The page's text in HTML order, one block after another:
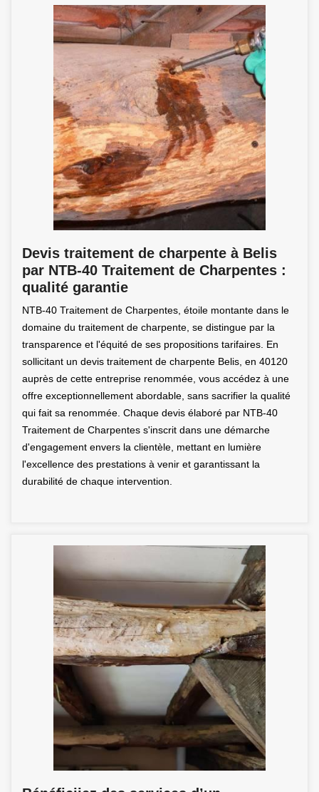
Devis traitement de charpente à Belis
par NTB-40 Traitement de Charpentes :
qualité garantie
NTB-40 Traitement de Charpentes, étoile montante dans le
domaine du traitement de charpente, se distingue par la
transparence et l'équité de ses propositions tarifaires. En
sollicitant un devis traitement de charpente Belis, en 40120
auprès de cette entreprise renommée, vous accédez à une
offre exceptionnellement abordable, sans sacrifier la qualité
qui fait sa renommée. Chaque devis élaboré par NTB-40
Traitement de Charpentes s'inscrit dans une démarche
d'engagement envers la clientèle, mettant en lumière
l'excellence des prestations à venir et garantissant la
durabilité de chaque intervention.